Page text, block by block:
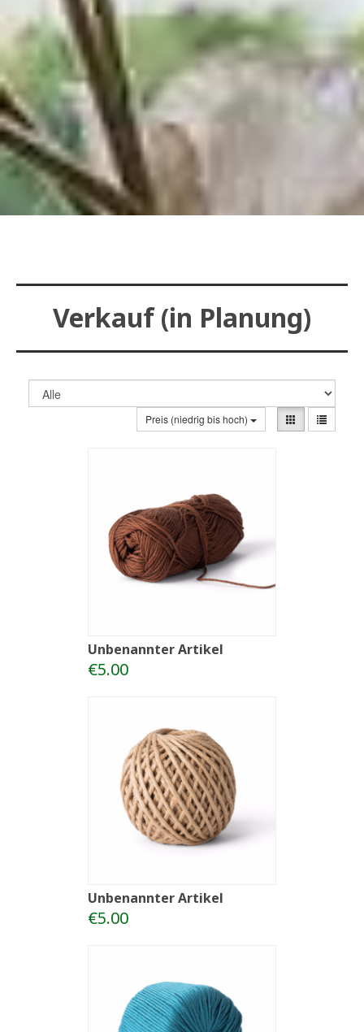
Verkauf (in Planung)
Preis (niedrig bis hoch)
Unbenannter Artikel
€5.00
Unbenannter Artikel
€5.00